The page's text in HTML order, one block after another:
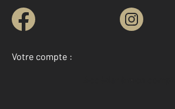
Votre compte :
Accéder à mon compte